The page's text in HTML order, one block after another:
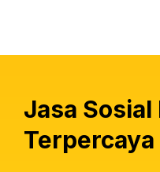
Jasa Sosial